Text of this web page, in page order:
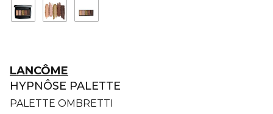
LANCÔME
HYPNÔSE PALETTE
PALETTE OMBRETTI